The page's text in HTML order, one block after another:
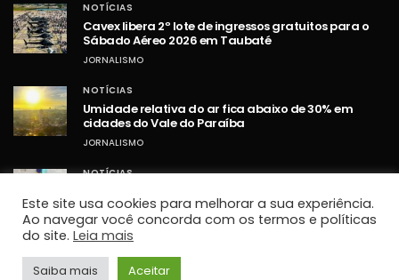
NOTÍCIAS
Cavex libera 2º lote de ingressos gratuitos para o
Sábado Aéreo 2026 em Taubaté
JORNALISMO
NOTÍCIAS
Umidade relativa do ar fica abaixo de 30% em
cidades do Vale do Paraíba
JORNALISMO
NOTÍCIAS
ampliação da Lei Maria da Penha
JORNALISMO
TOP HITS
Este site usa cookies para melhorar a sua experiência.
Ao navegar você concorda com os termos e políticas
do site. Leia mais
Saiba mais Aceitar